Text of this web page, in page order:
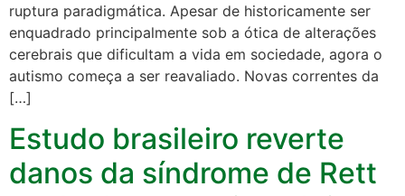
ruptura paradigmática. Apesar de historicamente ser
enquadrado principalmente sob a ótica de alterações
cerebrais que dificultam a vida em sociedade, agora o
autismo começa a ser reavaliado. Novas correntes da
[…]
Estudo brasileiro reverte
danos da síndrome de Rett